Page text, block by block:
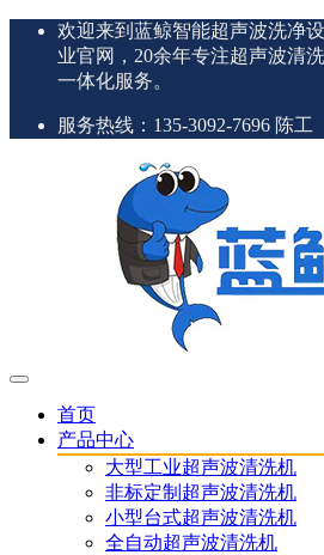
欢迎来到蓝鲸智能超声波洗净
业官网，20余年专注超声波清
一体化服务。
服务热线：135-3092-7696 陈工
首页
产品中心
大型工业超声波清洗机
非标定制超声波清洗机
小型台式超声波清洗机
全自动超声波清洗机